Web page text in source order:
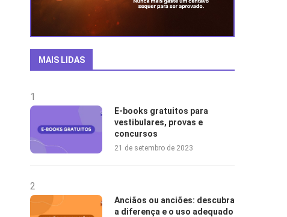
MAIS LIDAS
1
E-books gratuitos para
vestibulares, provas e
concursos
21 de setembro de 2023
2
Anciãos ou anciões: descubra
a diferença e o uso adequado